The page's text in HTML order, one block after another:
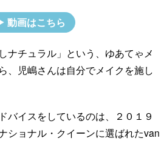
動画はこちら
ナチュラル」という、ゆあてゃメ
、児嶋さんは自分でメイクを施し
バイスをしているのは、２０１９
ショナル・クイーンに選ばれたvan